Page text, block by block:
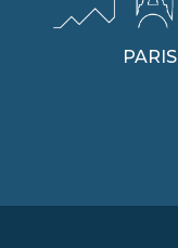
PARIS